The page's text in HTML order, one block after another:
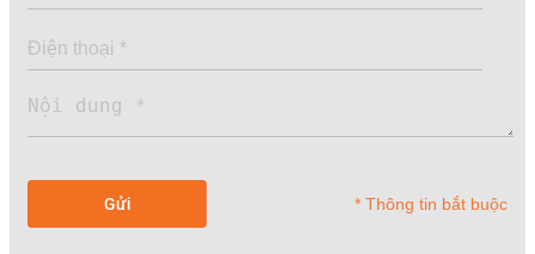
* Thông tin bắt buộc